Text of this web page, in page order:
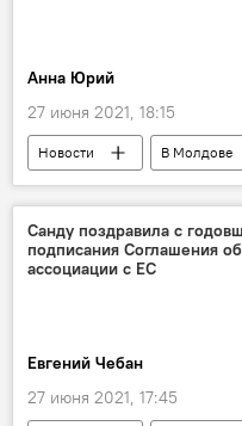
Анна Юрий
27 июня 2021, 18:15
Новости В Молдове
Атаки
драка
конфликт
Санду поздравила с
подписания Соглашения об
ассоциации с ЕС
Евгений Чебан
27 июня 2021, 17:45